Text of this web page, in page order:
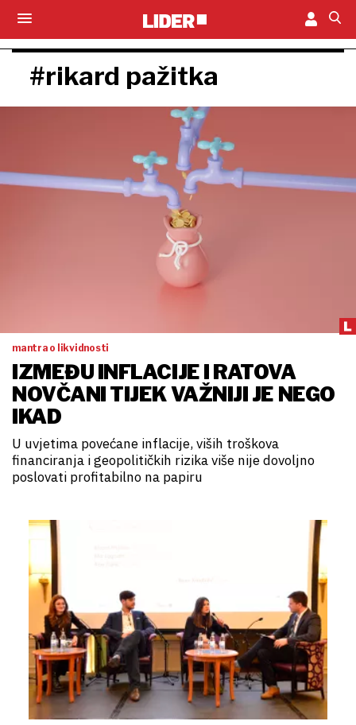
#rikard pažitka
mantra o likvidnosti
IZMEĐU INFLACIJE I RATOVA
NOVČANI TIJEK VAŽNIJI JE NEGO
IKAD
U uvjetima povećane inflacije, viših troškova
financiranja i geopolitičkih rizika više nije dovoljno
poslovati profitabilno na papiru